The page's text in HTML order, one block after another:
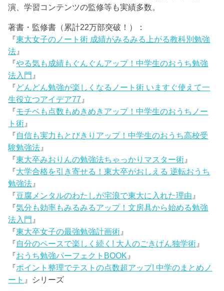
演、学習コンテンツの監修等も実績多数。
著書・監修書（累計22万部突破！）：
『東大女子のノート術 成績がみるみる上がる教科別勉強
法 』
『やる気も成績もぐんぐんアップ！中学生のおうち勉強
法入門 』
『どんどん勉強が楽しくなるノート術 いますぐ使えて一
生役立つアイデア77 』
『モチベも点数もめきめきアップ！中学生のおうちノー
ト術 』
『自信も実力もとびきりアップ！中学生のおうち高校受
験勉強法 』
『東大卒みおりんの勉強法ちゃっかりマスター術 』
『大学合格を引き寄せる！東大卒がおしえる 逆転おうち
勉強法 』
『豆腐メンタルのわたしが宅浪で東大に入れた理由 』
『気分も効率もみるみるアップ！文房具から始める勉強
法入門 』
『東大卒女子の最強勉強計画術 』
『自分のペースで楽しく続く! 大人のごきげん独学術 』
『おうち勉強パーフェクトBOOK 』
『ポイント整理でテストの点数超アップ! 中学のまとめノ
ート 』シリーズ